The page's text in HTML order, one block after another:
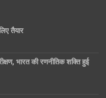
तैयार
भारत की रणनीतिक शक्ति हुई